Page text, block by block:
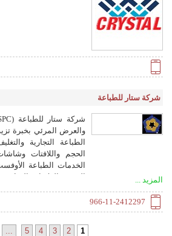
شركة ستار للطباعة
الطباعة التجارية
الحجم واللافتات
الخدمات الطباعة
المدى والعلامات
والجامعات، مع التركيز
والتسليم في الوقت
المزيد ...
966-11-2412297
1
2
3
4
5